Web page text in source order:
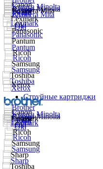
Струйные картриджи